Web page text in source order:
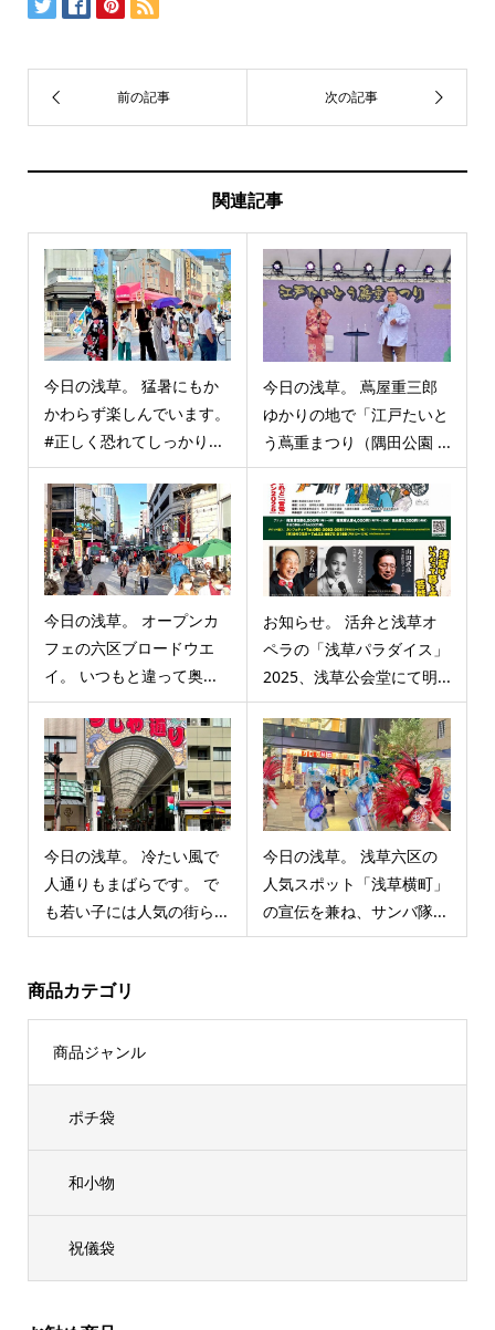
関連記事
今日の浅草。 猛暑にもか
かわらず楽しんでいます。
#正しく恐れてしっかり...
今日の浅草。 蔦屋重三郎
ゆかりの地で「江戸たいと
う蔦重まつり（隅田公園 ...
今日の浅草。 オープンカ
フェの六区ブロードウエ
イ。 いつもと違って奥...
お知らせ。 活弁と浅草オ
ペラの「浅草パラダイス」
2025、浅草公会堂にて明...
今日の浅草。 冷たい風で
人通りもまばらです。 で
も若い子には人気の街ら...
今日の浅草。 浅草六区の
人気スポット「浅草横町」
の宣伝を兼ね、サンバ隊...
商品カテゴリ
商品ジャンル
ポチ袋
和小物
祝儀袋